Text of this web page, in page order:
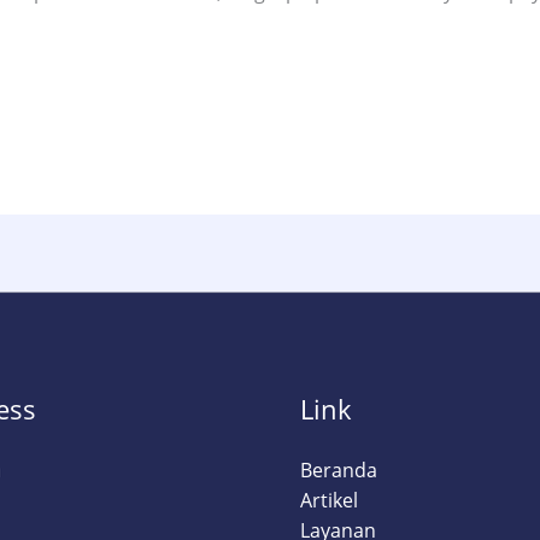
Link
Beranda
Artikel
Layanan